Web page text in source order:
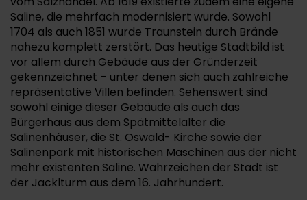
Saline, die mehrfach modernisiert wurde. Sowohl
1704 als auch 1851 wurde Traunstein durch Brände
nahezu komplett zerstört. Das heutige Stadtbild ist
vor allem durch Gebäude aus der Gründerzeit
gekennzeichnet – unter denen sich auch zahlreiche
repräsentative Villen befinden. Sehenswert sind
sowohl einige dieser Gebäude als auch das
Bürgerhaus aus dem Spätmittelalter die
Salinenhäuser, die St. Oswald- Kirche sowie der
Salinenpark mit historischen Maschinen aus der nicht
mehr existenten Saline. Wahrzeichen der Stadt ist
der Jacklturm aus dem 16. Jahrhundert.